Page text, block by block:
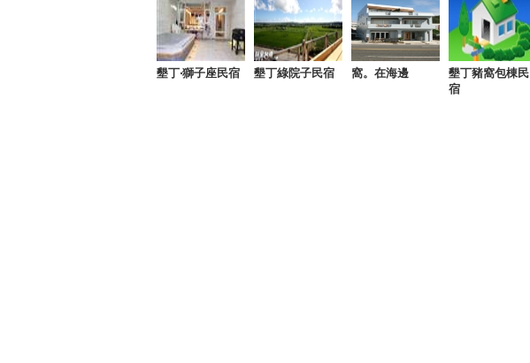
墾丁‧獅子座民宿 墾丁綠院子民宿 窩。在海邊
墾丁豬窩包棟民
宿